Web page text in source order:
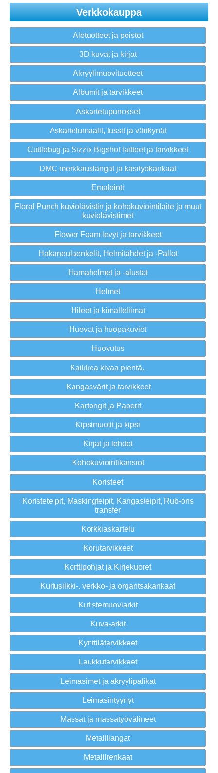
Verkkokauppa
Aletuotteet ja poistot
3D kuvat ja kirjat
Akryylimuovituotteet
Albumit ja tarvikkeet
Askartelupunokset
Askartelumaalit, tussit ja värikynät
Cuttlebug ja Sizzix Bigshot laitteet ja tarvikkeet
DMC merkkauslangat ja käsityökankaat
Emalointi
Floral Punch kuviolävistin ja kohokuviointilaite ja muut
kuviolävistimet
Flower Foam levyt ja tarvikkeet
Hakaneulaenkelit, Helmitähdet ja -Pallot
Hamahelmet ja -alustat
Helmet
Hileet ja kimalleliimat
Huovat ja huopakuviot
Huovutus
Kaikkea kivaa pientä..
Kangasvärit ja tarvikkeet
Kartongit ja Paperit
Kipsimuotit ja kipsi
Kirjat ja lehdet
Kohokuviointikansiot
Koristeet
Koristeteipit, Maskingteipit, Kangasteipit, Rub-ons
transfer
Korkkiaskartelu
Korutarvikkeet
Korttipohjat ja Kirjekuoret
Kuitusilkki-, verkko- ja organtsakankaat
Kutistemuoviarkit
Kuva-arkit
Kynttilätarvikkeet
Laukkutarvikkeet
Leimasimet ja akryylipalikat
Leimasintyynyt
Massat ja massatyövälineet
Metallilangat
Metallirenkaat